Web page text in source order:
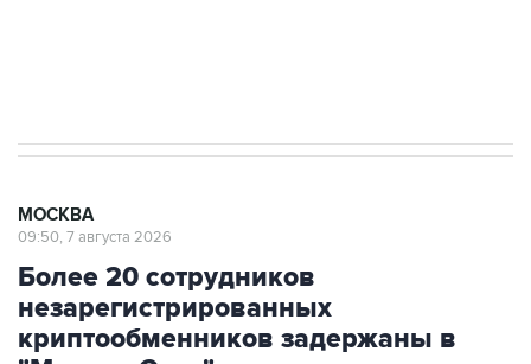
МОСКВА
09:50, 7 августа 2026
Более 20 сотрудников
незарегистрированных
криптообменников задержаны в